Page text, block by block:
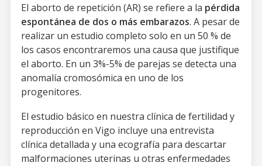
El aborto de repetición (AR) se refiere a la pérdida
espontánea de dos o más embarazos. A pesar de
realizar un estudio completo solo en un 50 % de
los casos encontraremos una causa que justifique
el aborto. En un 3%-5% de parejas se detecta una
anomalía cromosómica en uno de los
progenitores.
El estudio básico en nuestra clínica de fertilidad y
reproducción en Vigo incluye una entrevista
clínica detallada y una ecografía para descartar
malformaciones uterinas u otras enfermedades